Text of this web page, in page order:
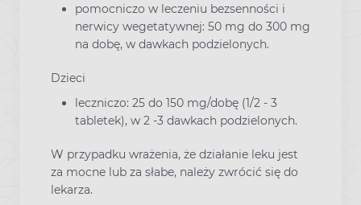
pomocniczo w leczeniu bezsenności i
nerwicy wegetatywnej: 50 mg do 300 mg
na dobę, w dawkach podzielonych.
Dzieci
leczniczo: 25 do 150 mg/dobę (1/2 - 3
tabletek), w 2 -3 dawkach podzielonych.
W przypadku wrażenia, że działanie leku jest
za mocne lub za słabe, należy zwrócić się do
lekarza.